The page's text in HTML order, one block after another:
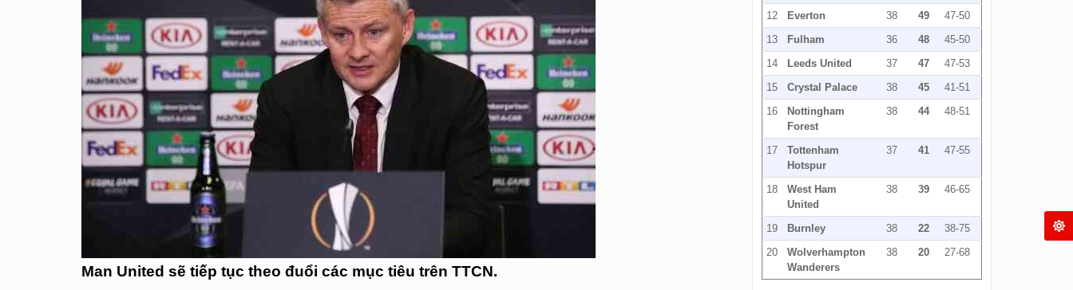
Man United sẽ tiếp tục theo đuổi các mục tiêu trên TTCN.
12
Everton 38 49
47-50
13
Fulham 36 48
45-50
14
Leeds United 37 47
47-53
15
Crystal Palace 38 45
41-51
16
Nottingham
Forest
38 44 48-51
17
Tottenham
Hotspur
37 41 47-55
18
West Ham
United
38 39 46-65
19 Burnley 38 22
38-75
20
Wolverhampton
Wanderers
38 20 27-68